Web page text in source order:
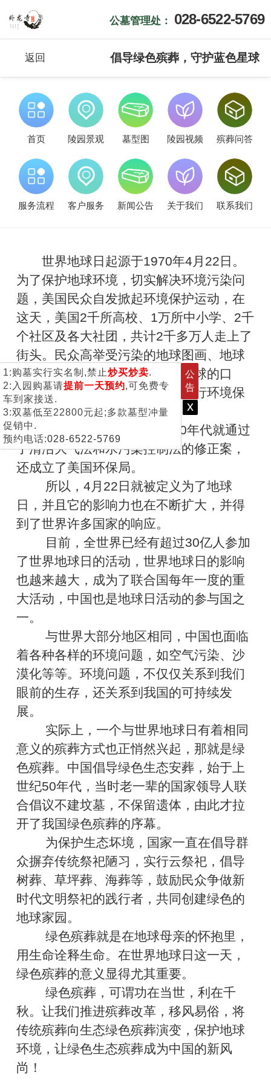
1:购墓实行实名制,禁止炒买炒卖.
2:入园购墓请提前一天预约,可免费专
车到家接送.
3:双墓低至22800元起;多款墓型冲量
促销中.
预约电话:028-6522-5769
公
告
x
公墓管理处： 028-6522-5769
返回 倡导绿色殡葬，守护蓝色星球
首页 陵园景观 墓型图 陵园视频 殡葬问答
服务流程 客户服务 新闻公告 关于我们 联系我们
世界地球日起源于1970年4月22日。
为了保护地球环境，切实解决环境污染问
题，美国民众自发掀起环境保护运动，在
这天，美国2千所高校、1万所中小学、2千
个社区及各大社团，共计2千多万人走上了
街头。民众高举受污染的地球图画、地球
模型等，高呼保护环境，爱护地球的口
号，呼吁政府采取有效措施，进行环境保
护。
这次活动，促使美国于70年代就通过
了清洁大气法和水污染控制法的修正案，
还成立了美国环保局。
所以，4月22日就被定义为了地球
日，并且它的影响力也在不断扩大，并得
到了世界许多国家的响应。
目前，全世界已经有超过30亿人参加
了世界地球日的活动，世界地球日的影响
也越来越大，成为了联合国每年一度的重
大活动，中国也是地球日活动的参与国之
一。
与世界大部分地区相同，中国也面临
着各种各样的环境问题，如空气污染、沙
漠化等等。环境问题，不仅仅关系到我们
眼前的生存，还关系到我国的可持续发
展。
实际上，一个与世界地球日有着相同
意义的殡葬方式也正悄然兴起，那就是绿
色殡葬。中国倡导绿色生态安葬，始于上
世纪50年代，当时老一辈的国家领导人联
合倡议不建坟墓，不保留遗体，由此才拉
开了我国绿色殡葬的序幕。
为保护生态坏境，国家一直在倡导群
众摒弃传统祭祀陋习，实行云祭祀，倡导
树葬、草坪葬、海葬等，鼓励民众争做新
时代文明祭祀的践行者，共同创建绿色的
地球家园。
绿色殡葬就是在地球母亲的怀抱里，
用生命诠释生命。在世界地球日这一天，
绿色殡葬的意义显得尤其重要。
绿色殡葬，可谓功在当世，利在千
秋。让我们推进殡葬改革，移风易俗，将
传统殡葬向生态绿色殡葬演变，保护地球
环境，让绿色生态殡葬成为中国的新风
尚！